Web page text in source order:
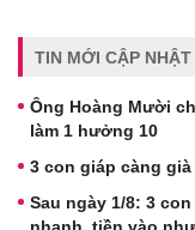
TIN MỚI CẬP NHẬT
Ông Hoàng Mười
làm 1 hưởng 10
3 con giáp càng
Sau ngày 1/8: 3